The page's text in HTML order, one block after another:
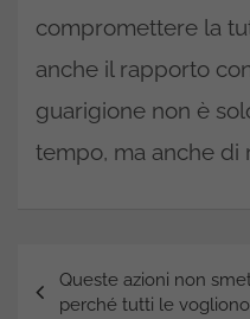
compromettere la
anche il rapporto
guarigione non è
tempo, ma anche di
articoli
Queste azioni non
perché tutti le vogliono